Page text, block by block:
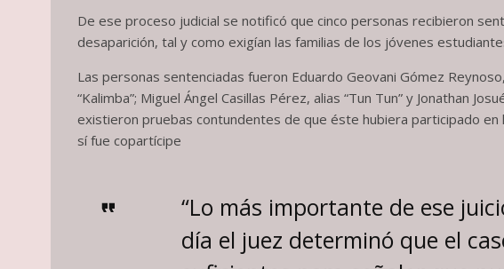
De ese proceso judicial se notificó que cinco personas recibieron
desaparición, tal y como exigían las familias de los jóvenes
Las personas sentenciadas fueron Eduardo Geovani Gómez
“Kalimba”; Miguel Ángel Casillas Pérez, alias “Tun Tun” y Jonathan
existieron pruebas contundentes de que éste hubiera participado
sí fue copartícipe
“Lo más importante de ese
día el juez determinó que el